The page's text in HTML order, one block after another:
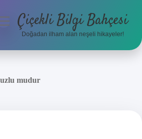
Çiçekli Bilgi Bahçesi
Doğadan ilham alan neşeli hikayeler!
mudur